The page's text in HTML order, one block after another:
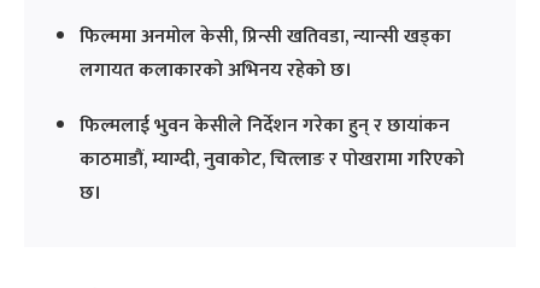
फिल्ममा अनमोल केसी, प्रिन्सी खतिवडा, न्यान्सी खड्का
लगायत कलाकारको अभिनय रहेको छ।
फिल्मलाई भुवन केसीले निर्देशन गरेका हुन् र छायांकन
काठमाडौं, म्याग्दी, नुवाकोट, चित्लाङ र पोखरामा गरिएको
छ।